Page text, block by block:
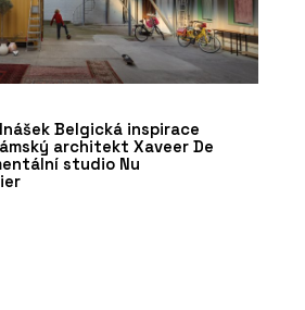
Belgická inspirace
architekt Xaveer De
studio Nu